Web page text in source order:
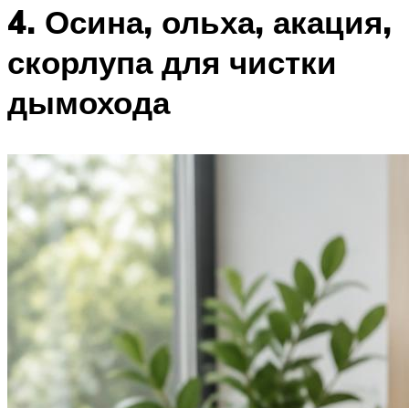
4. Осина, ольха, акация,
скорлупа для чистки
дымохода